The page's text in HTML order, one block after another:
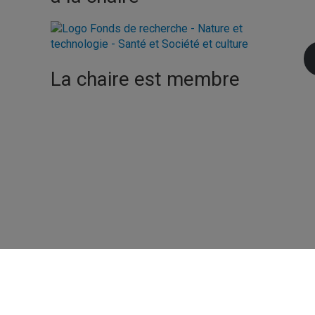
La chaire est membre